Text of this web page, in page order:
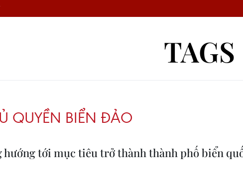
TAGS
QUYỀN BIỂN ĐẢO
hướng tới mục tiêu trở thành thành phố biển